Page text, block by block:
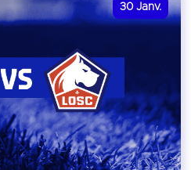
30 Janv.